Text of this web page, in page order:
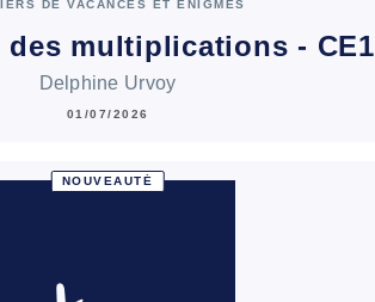
DE VACANCES ET ÉNIGMES
multiplications -
Delphine Urvoy
01/07/2026
NOUVEAUTÉ